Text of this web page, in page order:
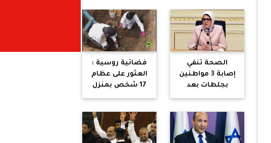
الصحة تنفي
إصابة 3 مواطنين
بجلطات بعد
تلقيهم لقاح
فضائية روسية :
العثور على عظام
17 شخص بمنزل
سفاح مكسيكي
ضحية بمنشار
(فيديو)